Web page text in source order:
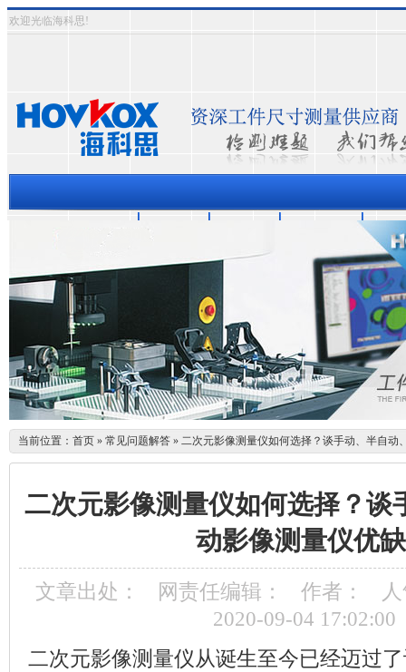
欢迎光临海科思!
测量
热门关键词： 三次元影象式测量仪 半自动影像测量仪 全自动
当前位置： 首页 » 常见问题解答 » 二次元影像测量仪如何选择？谈手动、半自动
二次元影像测量仪如何选择？谈
动影像测量仪优
文章出处： 网责任编辑： 作者：
2020-09-04 17:02:00
二次元影像测量仪从诞生至今已经迈过